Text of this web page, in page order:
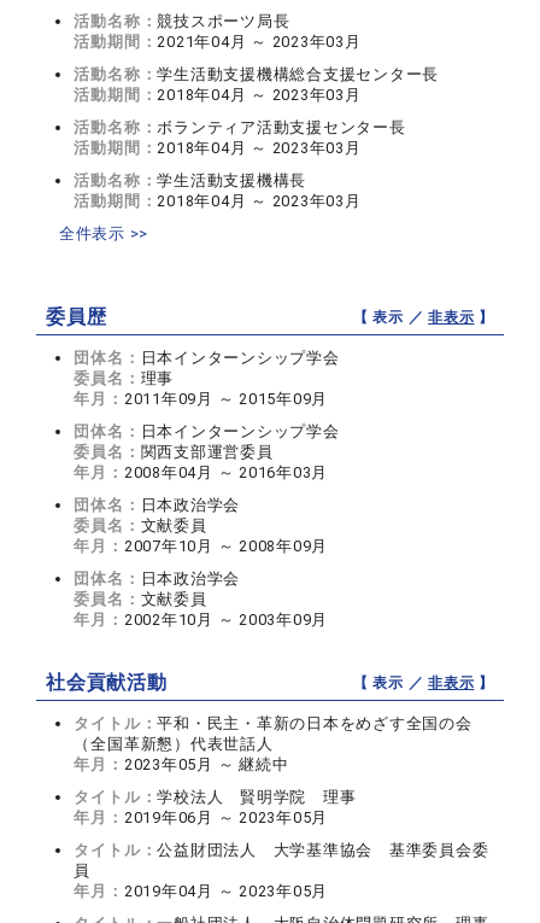
活動名称：競技スポーツ局長
活動期間：2021年04月 ～ 2023年03月
活動名称：学生活動支援機構総合支援センター長
活動期間：2018年04月 ～ 2023年03月
活動名称：ボランティア活動支援センター長
活動期間：2018年04月 ～ 2023年03月
活動名称：学生活動支援機構長
活動期間：2018年04月 ～ 2023年03月
全件表示 >>
委員歴 【 表示 ／非表示 】
団体名： 日本インターンシップ学会
委員名： 理事
年月： 2011年09月 ～ 2015年09月
団体名： 日本インターンシップ学会
委員名： 関西支部運営委員
年月： 2008年04月 ～ 2016年03月
団体名： 日本政治学会
委員名： 文献委員
年月： 2007年10月 ～ 2008年09月
団体名： 日本政治学会
委員名： 文献委員
年月： 2002年10月 ～ 2003年09月
社会貢献活動 【 表示 ／非表示 】
タイトル：平和・民主・革新の日本をめざす全国の会
（全国革新懇）代表世話人
年月： 2023年05月 ～ 継続中
タイトル：学校法人 賢明学院 理事
年月： 2019年06月 ～ 2023年05月
タイトル：公益財団法人 大学基準協会 基準委員会委
員
年月： 2019年04月 ～ 2023年05月